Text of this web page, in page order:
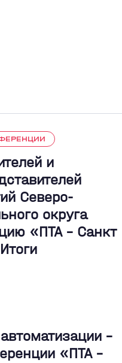
и
Северо-
округа
«ПТА – Санкт
-
«ПТА –